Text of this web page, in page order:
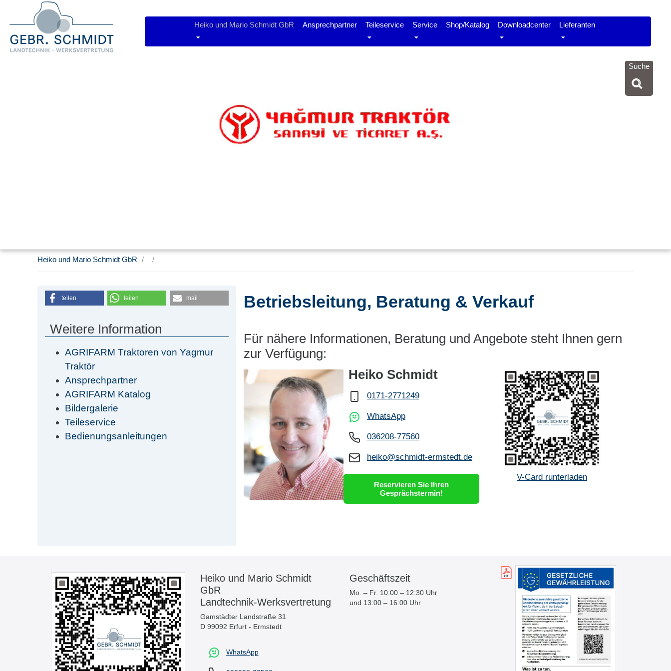
Heiko und Mario Schmidt GbR Ansprechpartner Teileservice Service Shop/Katalog Downloadcenter Lieferanten
Suche
Heiko und Mario Schmidt GbR
teilen teilen mail
Weitere Information
AGRIFARM Traktoren von Yagmur
Traktör
Ansprechpartner
AGRIFARM Katalog
Bildergalerie
Teileservice
Bedienungsanleitungen
Betriebsleitung, Beratung & Verkauf
Für nähere Informationen, Beratung und Angebote steht Ihnen gern
zur Verfügung:
Heiko Schmidt
0171-2771249
WhatsApp
036208-77560
heiko@schmidt-ermstedt.de
Reservieren Sie Ihren
Gesprächstermin!
V-Card runterladen
Heiko und Mario Schmidt
GbR
Landtechnik-Werksvertretung
Gamstädter Landstraße 31
D 99092 Erfurt - Ermstedt
WhatsApp
Geschäftszeit
Mo. – Fr. 10:00 – 12:30 Uhr
und 13:00 – 16:00 Uhr